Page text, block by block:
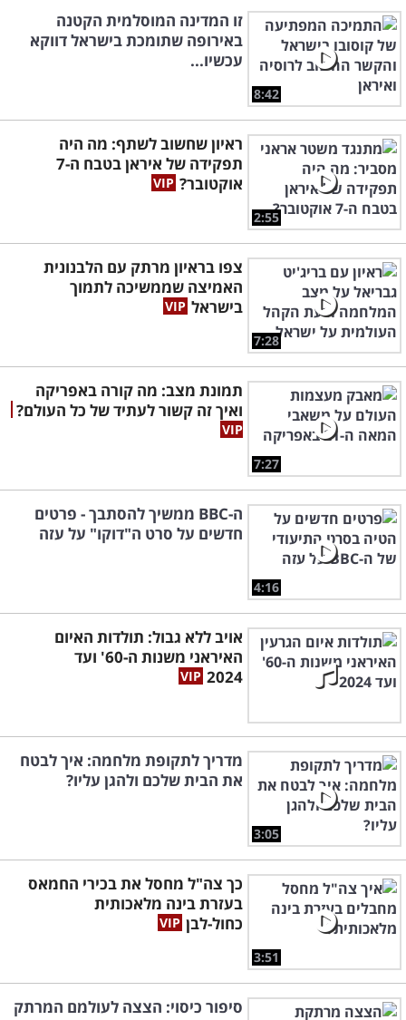
8:42
זו המדינה המוסלמית הקטנה
באירופה שתומכת בישראל דווקא
עכשיו...
2:55
ראיון שחשוב לשתף: מה היה
תפקידה של איראן בטבח ה-7
אוקטובר?
7:28
צפו בראיון מרתק עם הלבנונית
האמיצה שממשיכה לתמוך
בישראל
7:27
תמונת מצב: מה קורה באפריקה
ואיך זה קשור לעתיד של כל העולם?
4:16
ה-BBC ממשיך להסתבך - פרטים
חדשים על סרט ה"דוקו" על עזה
אויב ללא גבול: תולדות האיום
האיראני משנות ה-60' ועד
2024
3:05
מדריך לתקופת מלחמה: איך לבטח
את הבית שלכם ולהגן עליו?
3:51
כך צה"ל מחסל את בכירי החמאס
בעזרת בינה מלאכותית
כחול-לבן
סיפור כיסוי: הצצה לעולמם המרתק